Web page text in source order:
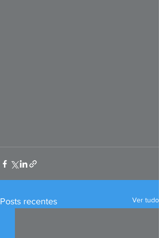
Posts recentes Ver tudo